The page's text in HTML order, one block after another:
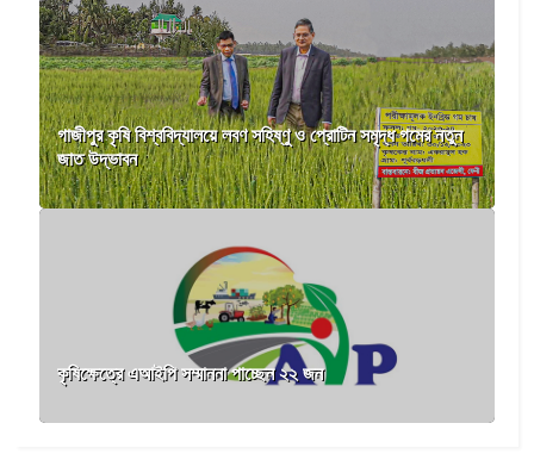
গাজীপুর কৃষি বিশ্ববিদ্যালয়ে লবণ সহিষ্ণু ও প্রোটিন সমৃদ্ধ গমের নতুন
জাত উদ্ভাবন
কৃষিক্ষেত্রে এআইপি সম্মাননা পাচ্ছেন ২২ জন